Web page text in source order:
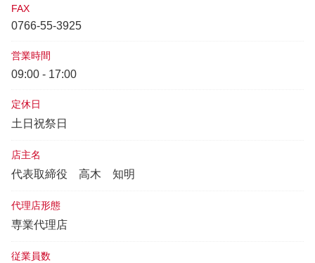
FAX
0766-55-3925
営業時間
09:00 - 17:00
定休日
土日祝祭日
店主名
代表取締役 高木 知明
代理店形態
専業代理店
従業員数